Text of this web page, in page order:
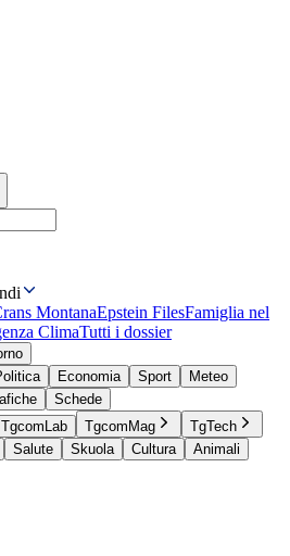
MontanaEpstein FilesFamiglia nel
ClimaTutti i dossier
Economia Sport
Meteo
Schede
TgcomLab TgcomMag
TgTech
Salute Skuola Cultura
Animali